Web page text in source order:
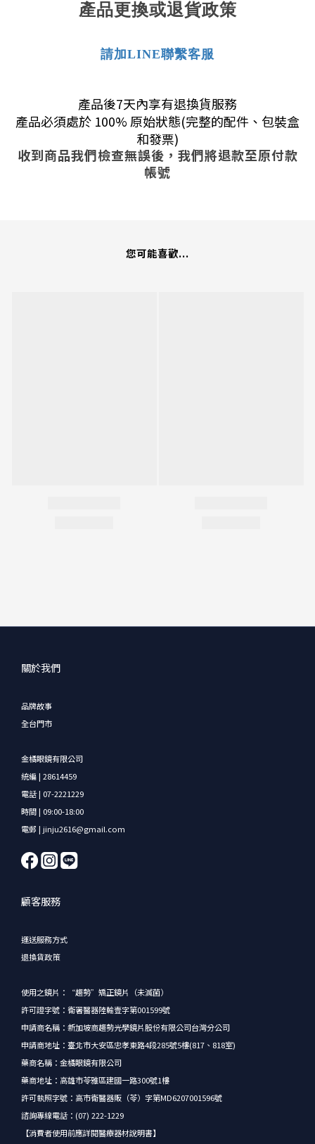
產品更換或退貨政策
請加LINE聯繫客服
產品後7天內享有退換貨服務
產品必須處於 100% 原始狀態(完整的配件、包裝盒
和發票)
收到商品我們檢查無誤後，我們將退款至原付款
帳號
您可能喜歡...
關於我們
品牌故事
全台門市
金橘眼鏡有限公司
統編 | 28614459
電話 | 07-2221229
時間 | 09:00-18:00
電郵 | jinju2616@gmail.com
顧客服務
運送服務方式
退換貨政策
使用之鏡片：“趨勢”矯正鏡片（未滅菌）
許可證字號：衛署醫器陸輸壹字第001599號
申請商名稱：新加坡商趨勢光學鏡片股份有限公司台灣分公司
申請商地址：臺北市大安區忠孝東路4段285號5樓(817、818室)
藥商名稱：金橘眼鏡有限公司
藥商地址：高雄市苓雅區建國一路300號1樓
許可執照字號：高市衛醫器販（苓）字第MD6207001596號
諮詢專線電話：(07) 222-1229
【消費者使用前應詳閱醫療器材說明書】